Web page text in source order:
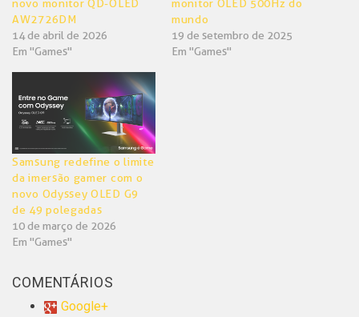
novo monitor QD-OLED
AW2726DM
14 de abril de 2026
Em "Games"
monitor OLED 500Hz do
mundo
19 de setembro de 2025
Em "Games"
Samsung redefine o limite
da imersão gamer com o
novo Odyssey OLED G9
de 49 polegadas
10 de março de 2026
Em "Games"
COMENTÁRIOS
Google+